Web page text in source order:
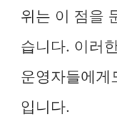
위는 이 점을
습니다. 이러
운영자들에게
입니다.